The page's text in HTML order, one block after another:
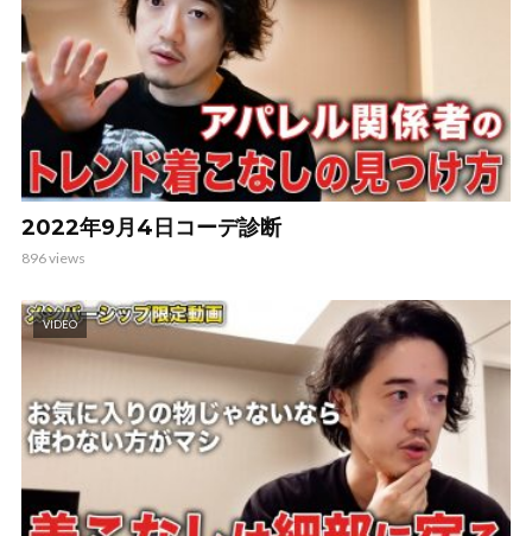
2022年9月4日コーデ診断
896 views
VIDEO